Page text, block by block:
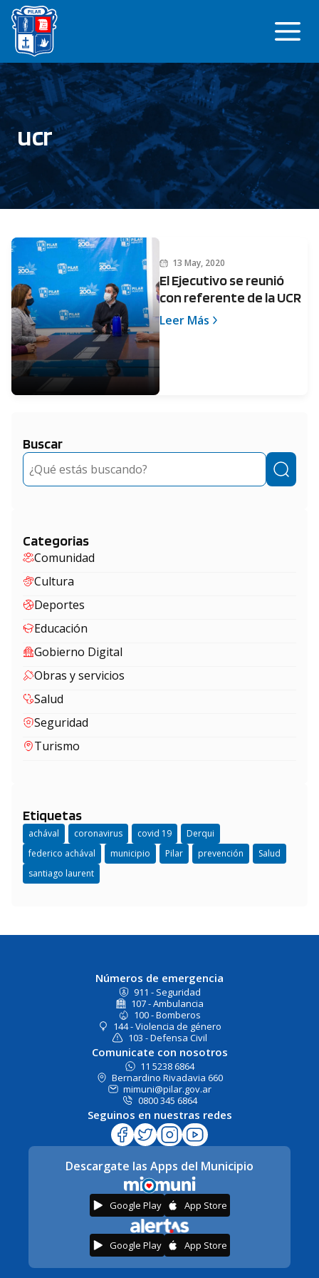
Saltar
contenido
ucr
13 May, 2020
El Ejecutivo se reunió
con referente de la UCR
Leer Más
Buscar
Buscar
Categorias
Comunidad
Cultura
Deportes
Educación
Gobierno Digital
Obras y servicios
Salud
Seguridad
Turismo
Etiquetas
achával coronavirus covid 19
Derqui
federico achával
municipio Pilar prevención
Salud
santiago laurent
Números de emergencia
911 - Seguridad
107 - Ambulancia
100 - Bomberos
144 - Violencia de género
103 - Defensa Civil
Comunicate con nosotros
11 5238 6864
Bernardino Rivadavia 660
mimuni@pilar.gov.ar
0800 345 6864
Seguinos en nuestras redes
Descargate las Apps del Municipio
Google Play App Store
Google Play App Store